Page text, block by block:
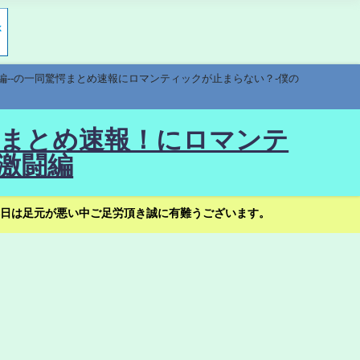
の一同驚愕まとめ速報にロマンティックが止まらない？-僕の
とめ速報！にロマンテ
闘編
足元が悪い中ご足労頂き誠に有難うございます。